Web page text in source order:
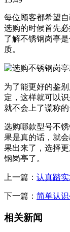
每位顾客都希望
选购的时候首先
了解不锈钢岗亭
质。
为了能更好的鉴
定，这样就可以
就不会上了谎称的
选购哪款型号不
果是真的话，就
果出来了，选择
钢岗亭了。
上一篇： 认真踏
下一篇： 简单认
相关新闻